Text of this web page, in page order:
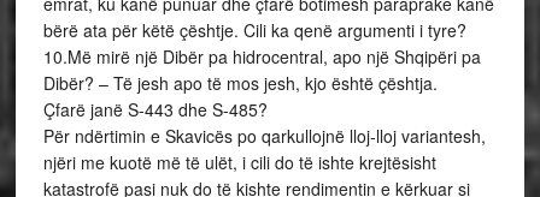
bërë ata për këtë çështje. Cili ka qenë argumenti i tyre?
10.Më mirë një Dibër pa hidrocentral, apo një Shqipëri pa
Dibër? – Të jesh apo të mos jesh, kjo është çështja.
Çfarë janë S-443 dhe S-485?
Për ndërtimin e Skavicës po qarkullojnë lloj-lloj variantesh,
njëri me kuotë më të ulët, i cili do të ishte krejtësisht
katastrofë pasi nuk do të kishte rendimentin e kërkuar si